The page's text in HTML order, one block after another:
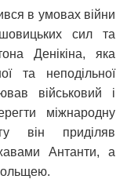
в умовах війни
сил та
Денікіна, яка
та неподільної
військовий і
міжнародну
він приділяв
Антанти, а